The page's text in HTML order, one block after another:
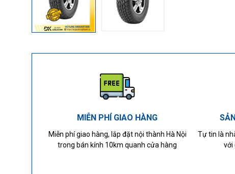
MIỄN PHÍ GIAO HÀNG
Miễn phí giao hàng, lắp đặt nội thành Hà Nội
trong bán kính 10km quanh cửa hàng
Tự tin là
với